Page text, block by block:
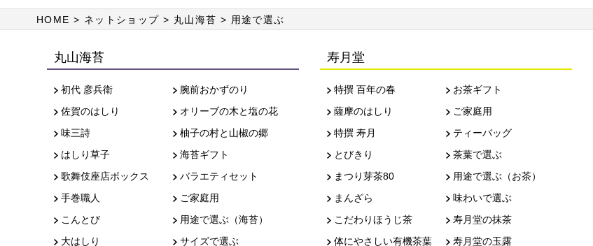
HOME ネットショップ 丸山海苔 用途で選ぶ
丸山海苔
初代 彦兵衛
佐賀のはしり
味三詩
はしり草子
歌舞伎座店ボックス
手巻職人
こんとび
大はしり
腕前おかずのり
オリーブの木と塩の花
柚子の村と山椒の郷
海苔ギフト
バラエティセット
ご家庭用
用途で選ぶ（海苔）
サイズで選ぶ
寿月堂
特撰 百年の春
薩摩のはしり
特撰 寿月
とびきり
まつり芽茶80
まんざら
こだわりほうじ茶
体にやさしい有機茶葉
お茶ギフト
ご家庭用
ティーバッグ
茶葉で選ぶ
用途で選ぶ（お茶）
味わいで選ぶ
寿月堂の抹茶
寿月堂の玉露